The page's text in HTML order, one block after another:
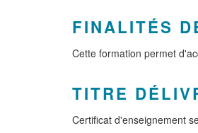
FINALITÉS
Cette formation permet
TITRE
Certificat d'enseignement